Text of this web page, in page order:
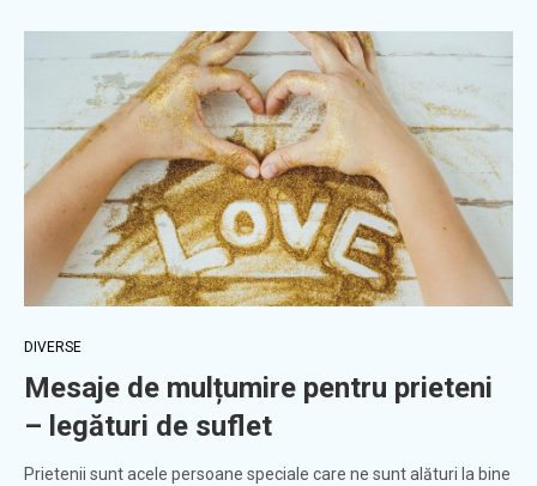
DIVERSE
Mesaje de mulțumire pentru prieteni
– legături de suflet
Prietenii sunt acele persoane speciale care ne sunt alături la bine